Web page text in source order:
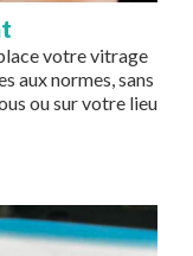
votre vitrage
aux normes, sans
ou sur votre lieu